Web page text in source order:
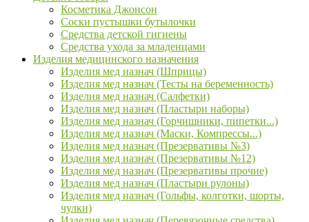
Косметика Джонсон
Соски пустышки бутылочки
Средства детской гигиены
Средства ухода за младенцами
Изделия медицинского назначения
Изделия мед назнач (Шприцы)
Изделия мед назнач (Тесты на беременность)
Изделия мед назнач (Салфетки)
Изделия мед назнач (Пластыри наборы)
Изделия мед назнач (Горчишники, пипетки...)
Изделия мед назнач (Маски, Компрессы...)
Изделия мед назнач (Презервативы №3)
Изделия мед назнач (Презервативы №12)
Изделия мед назнач (Презервативы прочие)
Изделия мед назнач (Пластыри рулоны)
Изделия мед назнач (Гольфы, колготки, шорты,
чулки)